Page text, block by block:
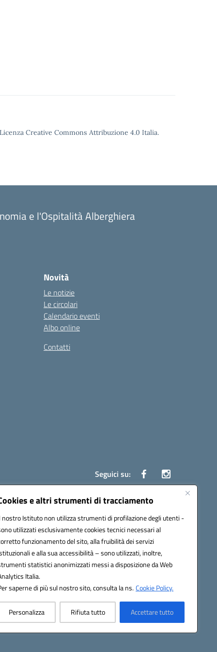
e altri strumenti di tracciamento
nostro Istituto non utilizza strumenti di profilazione degli utenti -
utilizzati esclusivamente cookies tecnici necessari al
funzionamento del sito, alla fruibilità dei servizi
e alla sua accessibilità – sono utilizzati, inoltre,
statistici anonimizzati messi a disposizione da Web
Italia.
saperne di più sul nostro sito, consulta la ns.Cookie Policy.
Personalizza Rifiuta tutto Accettare tutto
Creative Commons Attribuzione 4.0 Italia.
e l'Ospitalità Alberghiera
Novità
Le notizie
Le circolari
Calendario eventi
Albo online
Contatti
Seguici su:
(PEC):czrh04000q@pec.istruzione.it